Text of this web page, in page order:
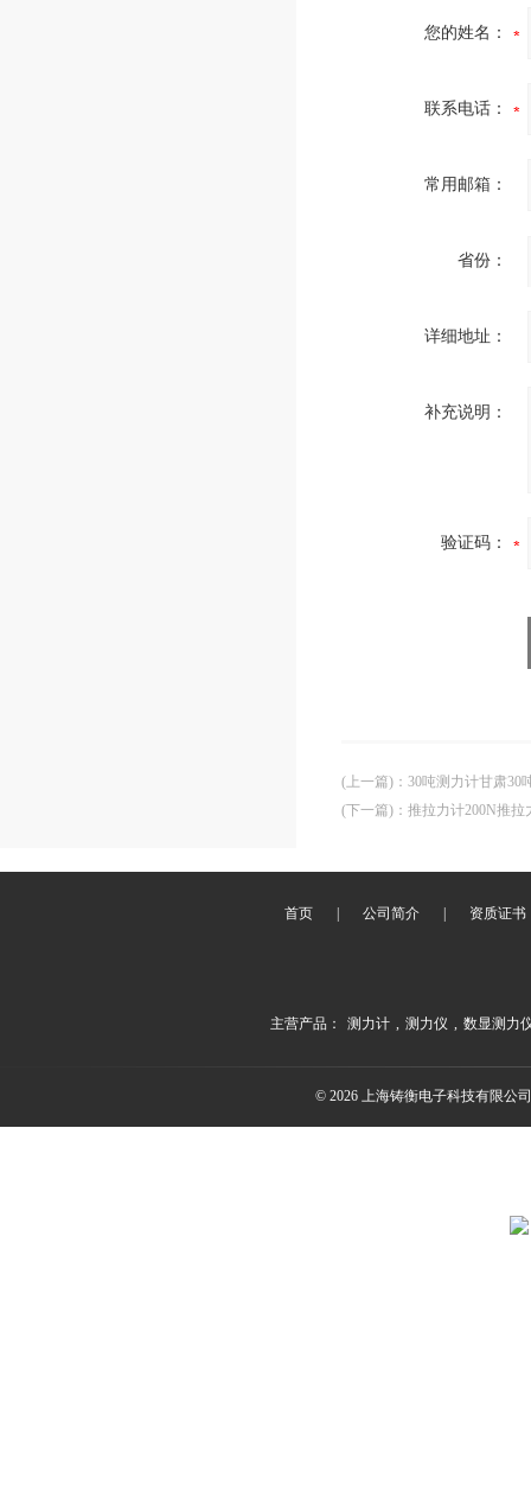
您的姓名：
联系电话：
常用邮箱：
省份：
详细地址：
补充说明：
验证码：
(上一篇) ： 30吨测力计甘肃30
(下一篇) ： 推拉力计200N推拉
首页 公司简介 资质证书
主营产品： 测力计 , 测力仪 , 数显测力
© 2026 上海铸衡电子科技有限公